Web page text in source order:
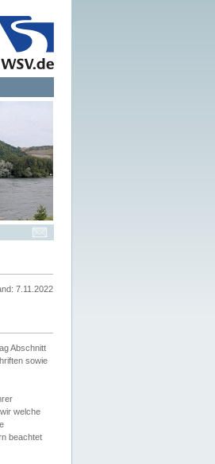
7.11.2022
Abschnitt
sowie
welche
beachtet